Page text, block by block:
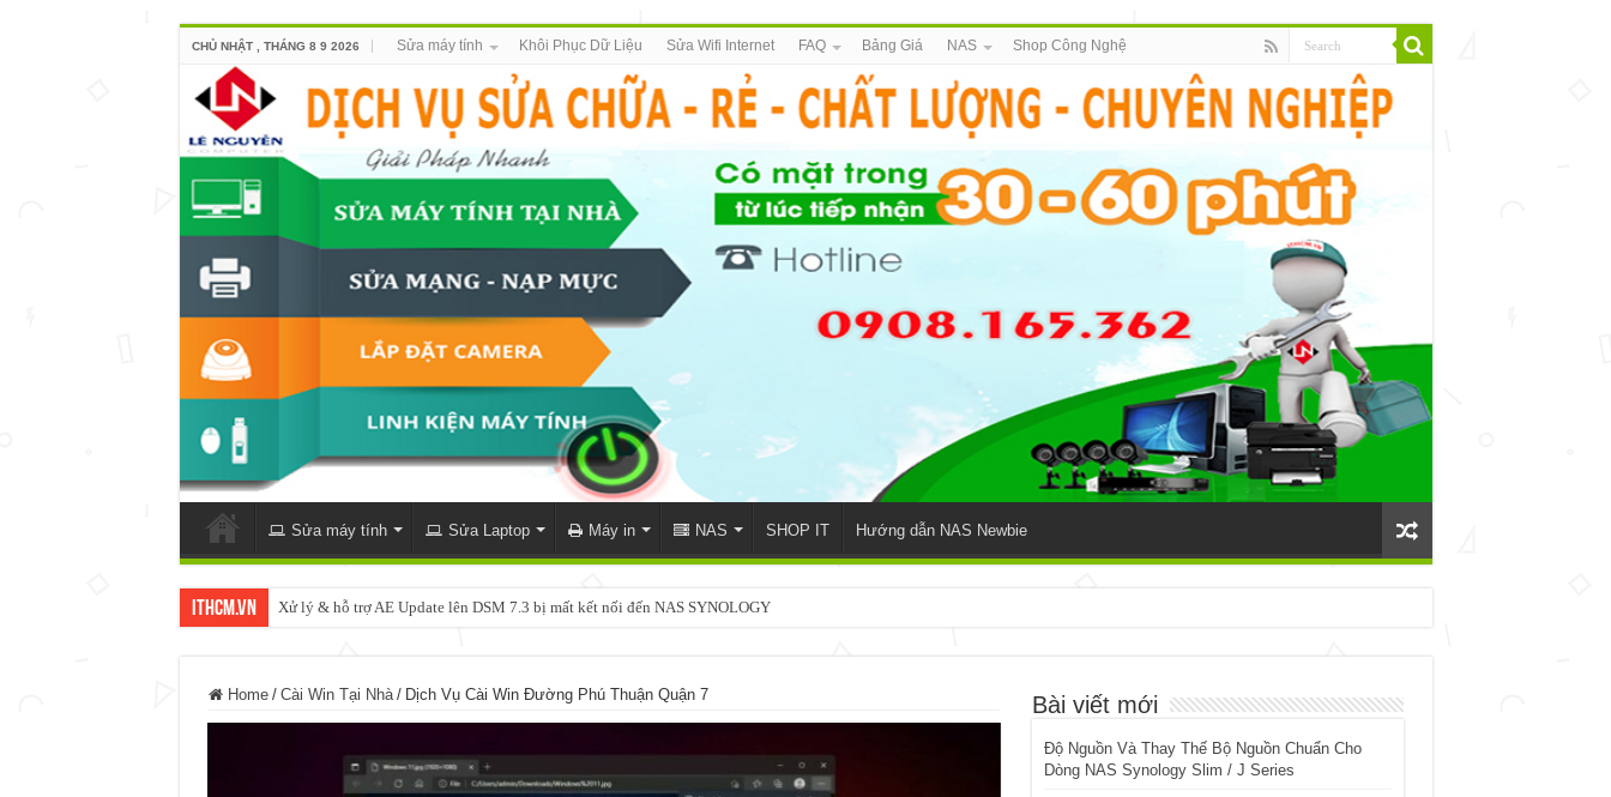
CHỦ NHẬT , THÁNG 8 9 2026 Sửa máy tính Khôi Phục Dữ Liệu Sửa Wifi Internet FAQ Bảng Giá NAS Shop Công Nghệ
Sửa máy tính Sửa Laptop Máy in NAS SHOP IT Hướng dẫn NAS Newbie
ItHCM.VN Xử lý & hỗ trợ AE Update lên DSM 7.3 bị mất kết nối đến NAS SYNOLOGY
Home / Cài Win Tại Nhà / Dịch Vụ Cài Win Đường Phú Thuận Quận 7 Bài viết mới
Độ Nguồn Và Thay Thế Bộ Nguồn Chuẩn Cho
Dòng NAS Synology Slim / J Series